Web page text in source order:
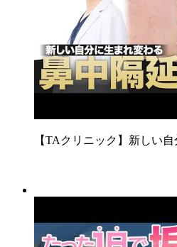
【TAクリニック】新しい